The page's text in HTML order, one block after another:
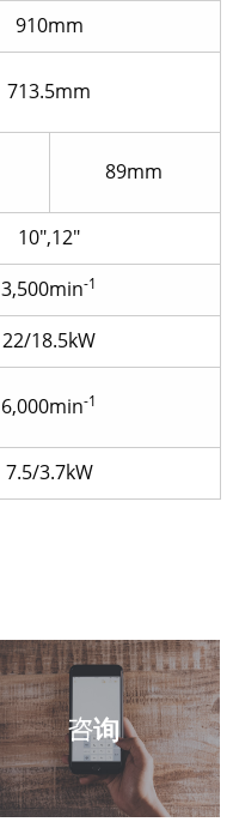
910mm
713.5mm
89mm
10″,12″
3,500min-1
22/18.5kW
6,000min-1
7.5/3.7kW
咨询